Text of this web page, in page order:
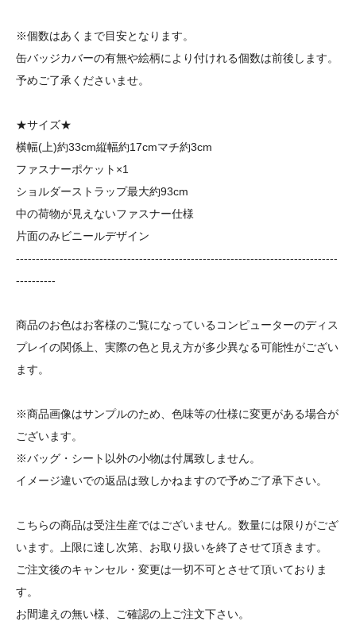
※個数はあくまで目安となります。
缶バッジカバーの有無や絵柄により付けれる個数は前後します。
予めご了承くださいませ。
★サイズ★
横幅(上)約33cm縦幅約17cmマチ約3cm
ファスナーポケット×1
ショルダーストラップ最大約93cm
中の荷物が見えないファスナー仕様
片面のみビニールデザイン
---------------------------------------------------------------------------------
----------
商品のお色はお客様のご覧になっているコンピューターのディス
プレイの関係上、実際の色と見え方が多少異なる可能性がござい
ます。
※商品画像はサンプルのため、色味等の仕様に変更がある場合が
ございます。
※バッグ・シート以外の小物は付属致しません。
イメージ違いでの返品は致しかねますので予めご了承下さい。
こちらの商品は受注生産ではございません。数量には限りがござ
います。上限に達し次第、お取り扱いを終了させて頂きます。
ご注文後のキャンセル・変更は一切不可とさせて頂いておりま
す。
お間違えの無い様、ご確認の上ご注文下さい。